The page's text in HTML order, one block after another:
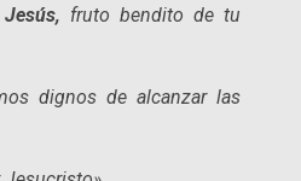
fruto bendito de tu
dignos de alcanzar las